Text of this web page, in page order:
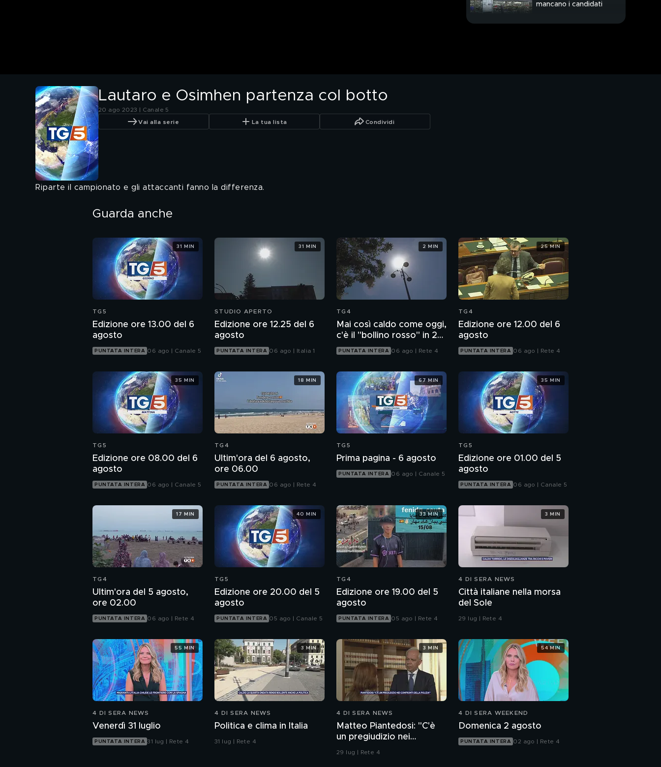
mancano i candidati
Lautaro e Osimhen partenza col botto
20 ago 2023 | Canale 5
Vai alla serie La tua lista Condividi
Riparte il campionato e gli attaccanti fanno la differenza.
Guarda anche
TG5
Edizione ore 13.00 del 6
agosto
PUNTATA INTERA 06 ago | Canale 5
31 MIN
STUDIO APERTO
Edizione ore 12.25 del 6
agosto
PUNTATA INTERA 06 ago | Italia 1
31 MIN
TG4
Mai così caldo come oggi,
c'è il "bollino rosso" in 27
città
PUNTATA INTERA 06 ago | Rete 4
2 MIN
TG4
Edizione ore 12.00 del 6
agosto
PUNTATA INTERA 06 ago | Rete 4
25 MIN
TG5
Edizione ore 08.00 del 6
agosto
PUNTATA INTERA 06 ago | Canale 5
35 MIN
TG4
Ultim'ora del 6 agosto,
ore 06.00
PUNTATA INTERA 06 ago | Rete 4
18 MIN
TG5
Prima pagina - 6 agosto
PUNTATA INTERA 06 ago | Canale 5
67 MIN
TG5
Edizione ore 01.00 del 5
agosto
PUNTATA INTERA 06 ago | Canale 5
35 MIN
TG4
Ultim'ora del 5 agosto,
ore 02.00
PUNTATA INTERA 06 ago | Rete 4
17 MIN
TG5
Edizione ore 20.00 del 5
agosto
PUNTATA INTERA 05 ago | Canale 5
40 MIN
TG4
Edizione ore 19.00 del 5
agosto
PUNTATA INTERA 05 ago | Rete 4
33 MIN
4 DI SERA NEWS
Città italiane nella morsa
del Sole
29 lug | Rete 4
3 MIN
4 DI SERA NEWS
Venerdì 31 luglio
PUNTATA INTERA 31 lug | Rete 4
55 MIN
4 DI SERA NEWS
Politica e clima in Italia
31 lug | Rete 4
3 MIN
4 DI SERA NEWS
Matteo Piantedosi: "C'è
un pregiudizio nei
confronti della polizia"
29 lug | Rete 4
3 MIN
4 DI SERA WEEKEND
Domenica 2 agosto
PUNTATA INTERA 02 ago | Rete 4
54 MIN